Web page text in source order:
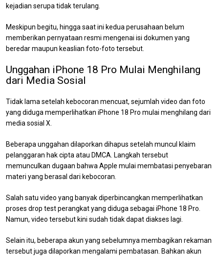
kejadian serupa tidak terulang.
Meskipun begitu, hingga saat ini kedua perusahaan belum
memberikan pernyataan resmi mengenai isi dokumen yang
beredar maupun keaslian foto-foto tersebut.
Unggahan iPhone 18 Pro Mulai Menghilang
dari Media Sosial
Tidak lama setelah kebocoran mencuat, sejumlah video dan foto
yang diduga memperlihatkan iPhone 18 Pro mulai menghilang dari
media sosial X.
Beberapa unggahan dilaporkan dihapus setelah muncul klaim
pelanggaran hak cipta atau DMCA. Langkah tersebut
memunculkan dugaan bahwa Apple mulai membatasi penyebaran
materi yang berasal dari kebocoran.
Salah satu video yang banyak diperbincangkan memperlihatkan
proses drop test perangkat yang diduga sebagai iPhone 18 Pro.
Namun, video tersebut kini sudah tidak dapat diakses lagi.
Selain itu, beberapa akun yang sebelumnya membagikan rekaman
tersebut juga dilaporkan mengalami pembatasan. Bahkan akun